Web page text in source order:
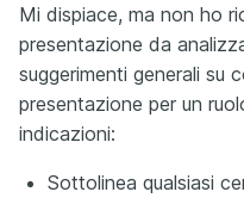
Mi dispiace, ma non ho
presentazione da
suggerimenti generali su
presentazione per un
indicazioni:
Sottolinea qualsiasi